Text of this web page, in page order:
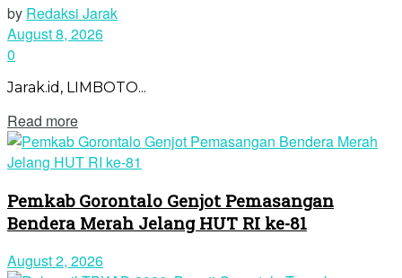
by Redaksi Jarak
August 8, 2026
0
Jarak.id, LIMBOTO...
Read more
Pemkab Gorontalo Genjot Pemasangan
Bendera Merah Jelang HUT RI ke-81
August 2, 2026